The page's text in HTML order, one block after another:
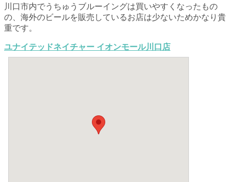
川口市内でうちゅうブルーイングは買いやすくなったもの
の、海外のビールを販売しているお店は少ないためかなり貴
重です。
ユナイテッドネイチャー イオンモール川口店